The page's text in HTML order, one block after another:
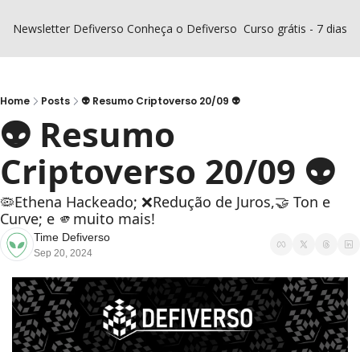
Newsletter Defiverso Conheça o Defiverso Curso grátis - 7 dias
Home Posts 👽 Resumo Criptoverso 20/09 👽
👽 Resumo
Criptoverso 20/09 👽
🦠Ethena Hackeado; ❌Redução de Juros,🤝 Ton e
Curve; e 🫵muito mais!
Time Defiverso
Sep 20, 2024